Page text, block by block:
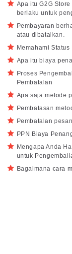
Apa itu G2G
berlaku untuk
Pembayaran
atau dibatalkan.
Memahami
Apa itu biaya
Proses
Pembatalan
Apa saja metode
Pembatasan
Pembatalan
PPN Biaya
Mengapa Anda
untuk
Bagaimana cara